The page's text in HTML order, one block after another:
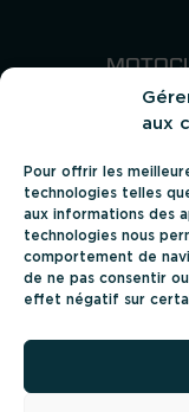
aux
Pour offrir les
technologies telles
aux informations des
technologies nous
comportement de
de ne pas consentir
effet négatif sur